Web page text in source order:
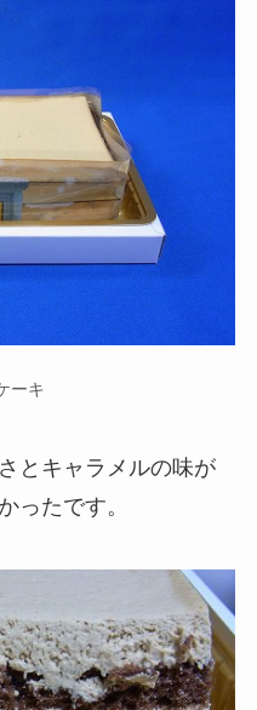
ーキ
とキャラメルの味が
ったです。